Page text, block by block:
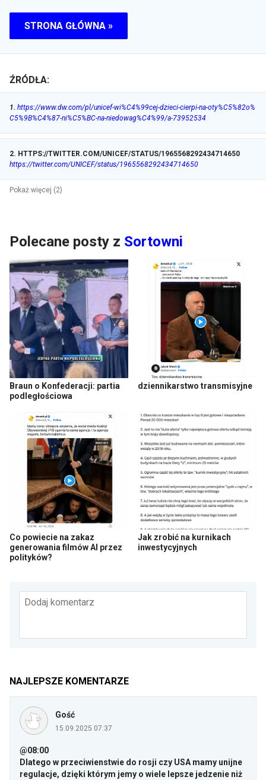
STRONA GŁÓWNA »
ŹRÓDŁA:
1. https://www.dw.com/pl/unicef-wi%C4%99cej-dzieci-cierpi-na-oty%C5%82o%
C5%9B%C4%87-ni%C5%BC-na-niedowag%C4%99/a-73952534
2. HTTPS://TWITTER.COM/UNICEF/STATUS/1965568292434714650
https://twitter.com/UNICEF/status/1965568292434714650
Pokaż więcej (2)
Polecane posty z Sortowni
Braun o Konfederacji: partia
podległościowa
dziennikarstwo transmisyjne
Co powiecie na zakaz
generowania filmów AI przez
polityków?
Jak zrobić na kurnikach
inwestycyjnych
Dodaj komentarz
NAJLEPSZE KOMENTARZE
Gość
15.09.2025 07:37
@08:00
Dlatego w przeciwienstwie do rosji czy USA mamy unijne
regulacje, dzięki którym jemy o wiele lepsze jedzenie niż